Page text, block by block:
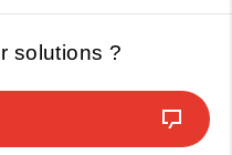
solutions ?